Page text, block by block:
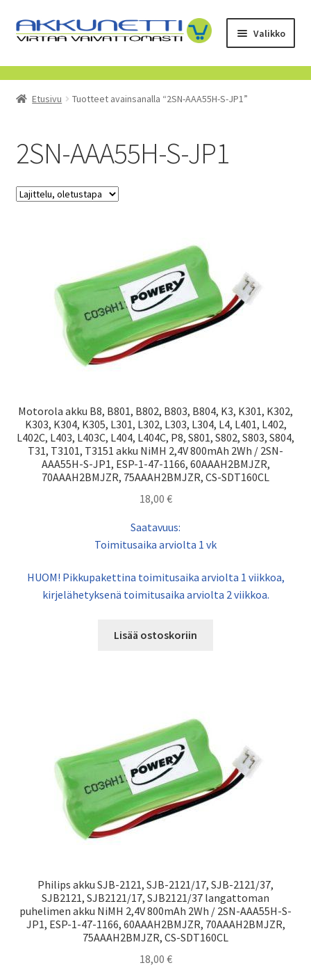
Siirry
navigointiin
Siirry
sisältöön
Valikko
Kauppa
Tietoa meistä
Yrityksille
Etusivu Tuotteet avainsanalla “2SN-AAA55H-S-JP1”
2SN-AAA55H-S-JP1
Motorola akku B8, B801, B802, B803, B804, K3, K301, K302,
K303, K304, K305, L301, L302, L303, L304, L4, L401, L402,
L402C, L403, L403C, L404, L404C, P8, S801, S802, S803, S804,
T31, T3101, T3151 akku NiMH 2,4V 800mAh 2Wh / 2SN-
AAA55H-S-JP1, ESP-1-47-1166, 60AAAH2BMJZR,
70AAAH2BMJZR, 75AAAH2BMJZR, CS-SDT160CL
18,00 €
Saatavuus:
Toimitusaika arviolta 1 vk
HUOM! Pikkupakettina toimitusaika arviolta 1 viikkoa,
kirjelähetyksenä toimitusaika arviolta 2 viikkoa.
Lisää ostoskoriin
Philips akku SJB-2121, SJB-2121/17, SJB-2121/37,
SJB2121, SJB2121/17, SJB2121/37 langattoman
puhelimen akku NiMH 2,4V 800mAh 2Wh / 2SN-AAA55H-S-
JP1, ESP-1-47-1166, 60AAAH2BMJZR, 70AAAH2BMJZR,
75AAAH2BMJZR, CS-SDT160CL
18,00 €